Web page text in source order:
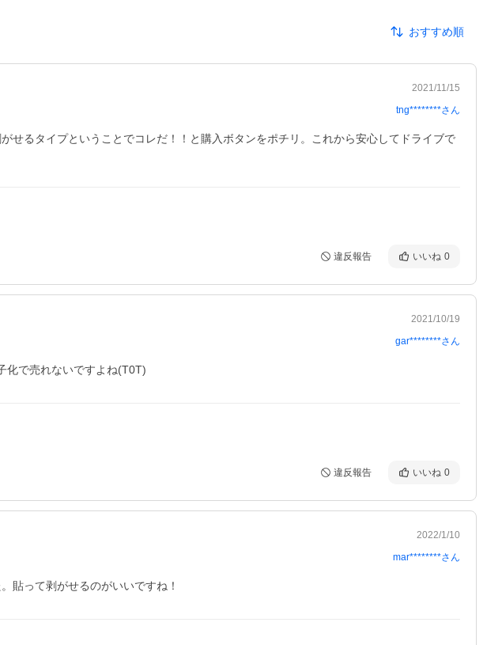
おすすめ順
2021/11/15
tng********さん
せるタイプということでコレだ！！と購入ボタンをポチリ。これから安心してドライブで
違反報告 いいね 0
2021/10/19
gar********さん
化で売れないですよね(T0T)
違反報告 いいね 0
2022/1/10
mar********さん
貼って剥がせるのがいいですね！